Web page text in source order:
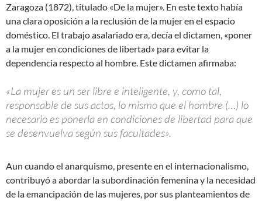
Zaragoza (1872), titulado «De la mujer». En este texto había
una clara oposición a la reclusión de la mujer en el espacio
doméstico. El trabajo asalariado era, decía el dictamen, «poner
a la mujer en condiciones de libertad» para evitar la
dependencia respecto al hombre. Este dictamen afirmaba:
«La mujer es un ser libre e inteligente, y, como tal,
responsable de sus actos, lo mismo que el hombre (…) lo
necesario es ponerla en condiciones de libertad para que
se desenvuelva según sus facultades».
Aun cuando el anarquismo, presente en el internacionalismo,
contribuyó a abordar la subordinación femenina y la necesidad
de la emancipación de las mujeres, por sus planteamientos de